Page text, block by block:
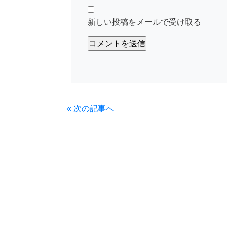
新しい投稿をメールで受け取る
« 次の記事へ